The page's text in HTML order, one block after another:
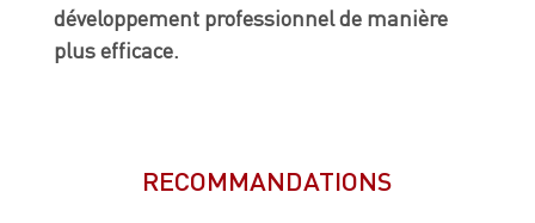
développement professionnel de manière
plus efficace.
RECOMMANDATIONS